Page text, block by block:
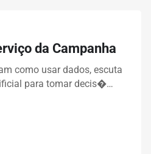
da Campanha
como usar dados, escuta
para tomar decis�…